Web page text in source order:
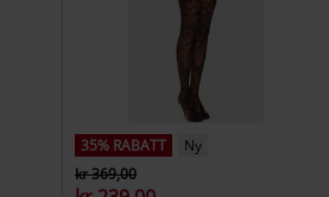
35% RABATT
Ny
kr 369,00